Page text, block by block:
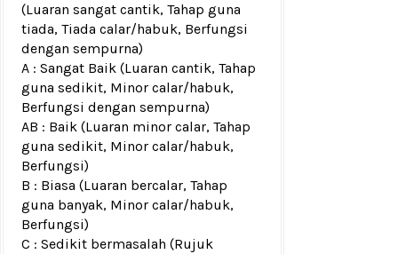
(Luaran sangat cantik, Tahap guna
tiada, Tiada calar/habuk, Berfungsi
dengan sempurna)
A : Sangat Baik (Luaran cantik, Tahap
guna sedikit, Minor calar/habuk,
Berfungsi dengan sempurna)
AB : Baik (Luaran minor calar, Tahap
guna sedikit, Minor calar/habuk,
Berfungsi)
B : Biasa (Luaran bercalar, Tahap
guna banyak, Minor calar/habuk,
Berfungsi)
C : Sedikit bermasalah (Rujuk